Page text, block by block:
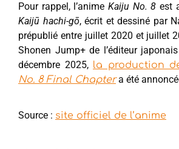
Pour rappel, l’anime Kaiju No. 8 est
Kaijū hachi-gō, écrit et dessiné par
prépublié entre juillet 2020 et juillet
Shonen Jump+ de l’éditeur
décembre 2025, la production
No. 8 Final Chaptera été
Source : site officiel de l’anime